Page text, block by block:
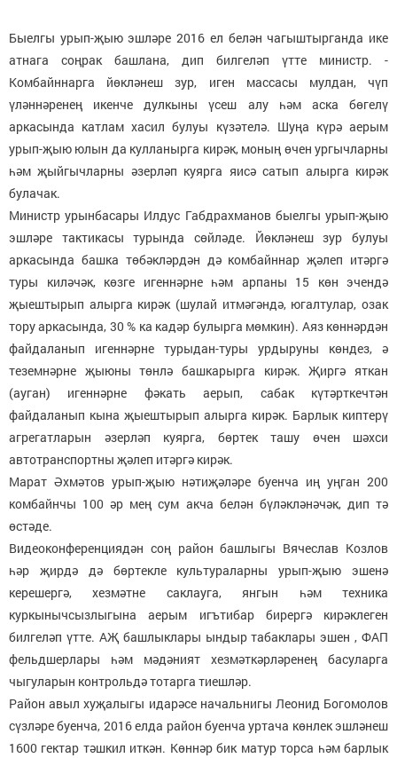
Быелгы урып-җыю эшләре 2016 ел белән чагыштырганда ике
атнага соңрак башлана, дип билгеләп үтте министр. -
Комбайннарга йөкләнеш зур, иген массасы мулдан, чүп
үләннәренең икенче дулкыны үсеш алу һәм аска бөгелү
аркасында катлам хасил булуы күзәтелә. Шуңа күрә аерым
урып-җыю юлын да кулланырга кирәк, моның өчен ургычларны
һәм җыйгычларны әзерләп куярга яисә сатып алырга кирәк
булачак.
Министр урынбасары Илдус Габдрахманов быелгы урып-җыю
эшләре тактикасы турында сөйләде. Йөкләнеш зур булуы
аркасында башка төбәкләрдән дә комбайннар җәлеп итәргә
туры киләчәк, көзге игеннәрне һәм арпаны 15 көн эчендә
җыештырып алырга кирәк (шулай итмәгәндә, югалтулар, озак
тору аркасында, 30 % ка кадәр булырга мөмкин). Аяз көннәрдән
файдаланып игеннәрне турыдан-туры урдыруны көндез, ә
теземнәрне җыюны төнлә башкарырга кирәк. Җиргә яткан
(ауган) игеннәрне фәкать аерып, сабак күтәрткечтән
файдаланып кына җыештырып алырга кирәк. Барлык киптерү
агрегатларын әзерләп куярга, бөртек ташу өчен шәхси
автотранспортны җәлеп итәргә кирәк.
Марат Әхмәтов урып-җыю нәтиҗәләре буенча иң уңган 200
комбайнчы 100 әр мең сум акча белән бүләкләнәчәк, дип тә
өстәде.
Видеоконференциядән соң район башлыгы Вячеслав Козлов
һәр җирдә дә бөртекле культураларны урып-җыю эшенә
керешергә, хезмәтне саклауга, янгын һәм техника
куркынычсызлыгына аерым игътибар бирергә кирәклеген
билгеләп үтте. АҖ башлыклары ындыр табаклары эшен , ФАП
фельдшерлары һәм мәдәният хезмәткәрләренең басуларга
чыгуларын контрольдә тотарга тиешләр.
Район авыл хуҗалыгы идарәсе начальнигы Леонид Богомолов
сүзләре буенча, 2016 елда район буенча уртача көнлек эшләнеш
1600 гектар тәшкил иткән. Көннәр бик матур торса һәм барлык